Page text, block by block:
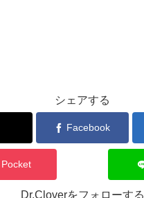
シェアする
Facebook
Pocket
Dr.Cloverをフォローする